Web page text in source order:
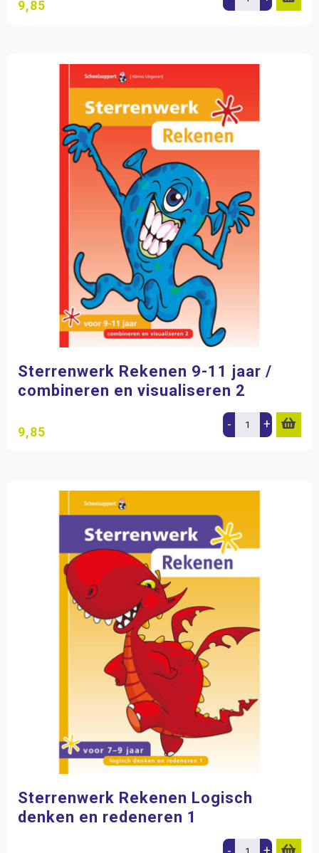
9,85
Sterrenwerk Rekenen 9-11 jaar /
combineren en visualiseren 2
9,85 - +
Sterrenwerk Rekenen Logisch
denken en redeneren 1